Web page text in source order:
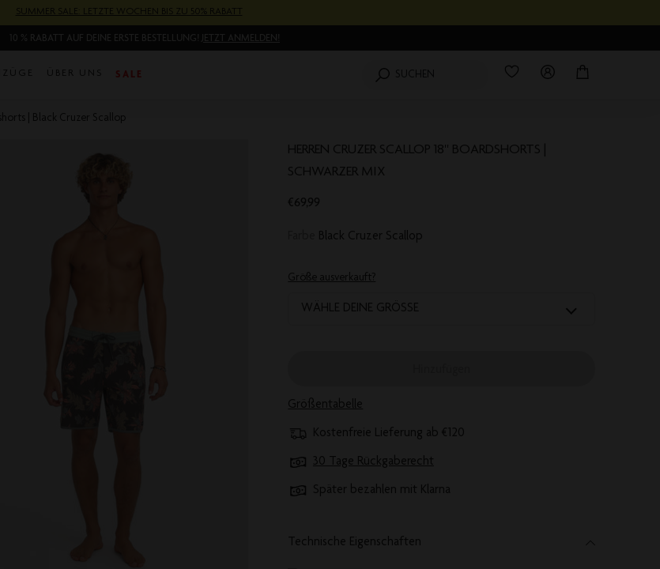
| Black Cruzer Scallop
SUMMER SALE: LETZTE WOCHEN BIS ZU 50% RABATT
10 % RABATT AUF DEINE ERSTE BESTELLUNG! JETZT ANMELDEN!
ÜBER UNS SALE SUCHEN WishlistLogin
HERREN CRUZER SCALLOP 18'' BOARDSHORTS |
SCHWARZER MIX
€69,99
Black Cruzer Scallop
Größe ausverkauft?
WÄHLE DEINE GRÖSSE
Größentabelle
Kostenfreie Lieferung ab €120
30 Tage Rückgaberecht
Später bezahlen mit Klarna
Technische Eigenschaften